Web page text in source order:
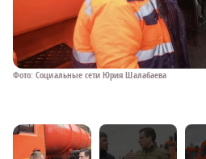
Фото: Социальные сети Юрия Шалабаева